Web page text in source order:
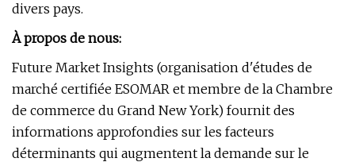
divers pays.
À propos de nous:
Future Market Insights (organisation d'études de
marché certifiée ESOMAR et membre de la Chambre
de commerce du Grand New York) fournit des
informations approfondies sur les facteurs
déterminants qui augmentent la demande sur le